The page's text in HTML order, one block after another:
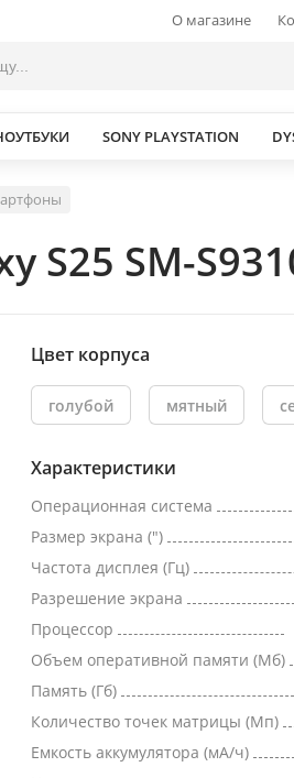
О магазине
SONY PLAYSTATION
S25 SM-
Цвет корпуса
голубой мятный
Характеристики
Операционная система
Размер экрана (")
Частота дисплея (Гц)
Разрешение экрана
Процессор
Объем оперативной памяти (Мб)
Память (Гб)
Количество точек матрицы (Мп)
Емкость аккумулятора (мА/ч)